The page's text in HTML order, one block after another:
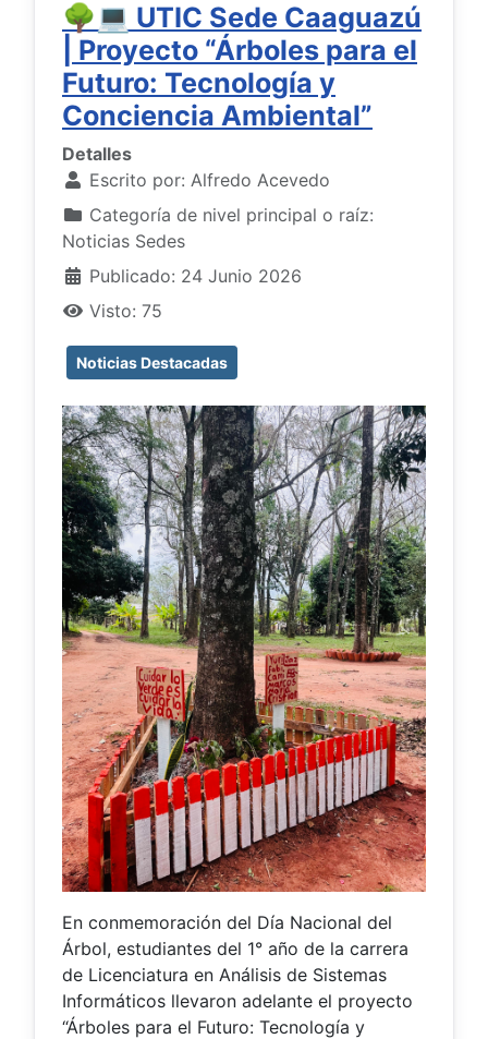
🌳💻 UTIC Sede Caaguazú
| Proyecto “Árboles para el
Futuro: Tecnología y
Conciencia Ambiental”
Detalles
Escrito por: Alfredo Acevedo
Categoría de nivel principal o raíz:
Noticias Sedes
Publicado: 24 Junio 2026
Visto: 75
Noticias Destacadas
En conmemoración del Día Nacional del
Árbol, estudiantes del 1° año de la carrera
de Licenciatura en Análisis de Sistemas
Informáticos llevaron adelante el proyecto
“Árboles para el Futuro: Tecnología y